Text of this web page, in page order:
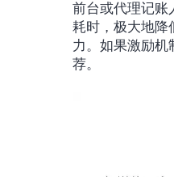
前台或代理记账
耗时，极大地降
力。如果激励机
荐。